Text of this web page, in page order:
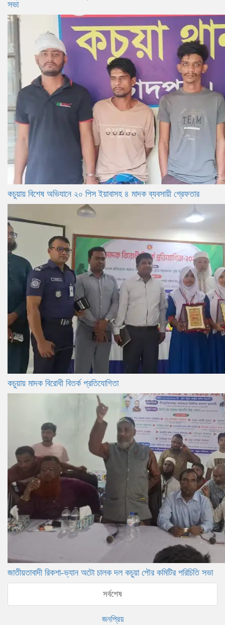
সভা
কচুয়ায় বিশেষ অভিযানে ২০ পিস ইয়াবাসহ ৪ মাদক ব্যবসায়ী গ্রেফতার
কচুয়ায় মাদক বিরোধী বিতর্ক প্রতিযোগিতা
জাতীয়তাবাদী রিকশা-ভ্যান অটো চালক দল কচুয়া পৌর কমিটির পরিচিতি সভা
সর্বশেষ
জনপ্রিয়